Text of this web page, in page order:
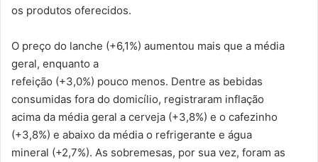
os produtos oferecidos.
O preço do lanche (+6,1%) aumentou mais que a média
geral, enquanto a
refeição (+3,0%) pouco menos. Dentre as bebidas
consumidas fora do domicílio, registraram inflação
acima da média geral a cerveja (+3,8%) e o cafezinho
(+3,8%) e abaixo da média o refrigerante e água
mineral (+2,7%). As sobremesas, por sua vez, foram as